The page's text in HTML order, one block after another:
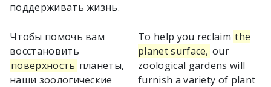
поддерживать жизнь.
Чтобы помочь вам
восстановить
поверхность планеты,
наши зоологические
To help you reclaim the
planet surface, our
zoological gardens will
furnish a variety of plant